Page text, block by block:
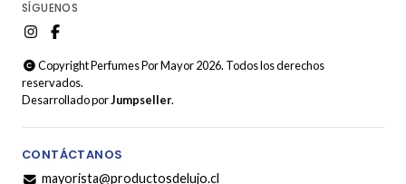
SÍGUENOS
Copyright Perfumes Por Mayor 2026. Todos los derechos
reservados.
Desarrollado porJumpseller.
CONTÁCTANOS
mayorista@productosdelujo.cl